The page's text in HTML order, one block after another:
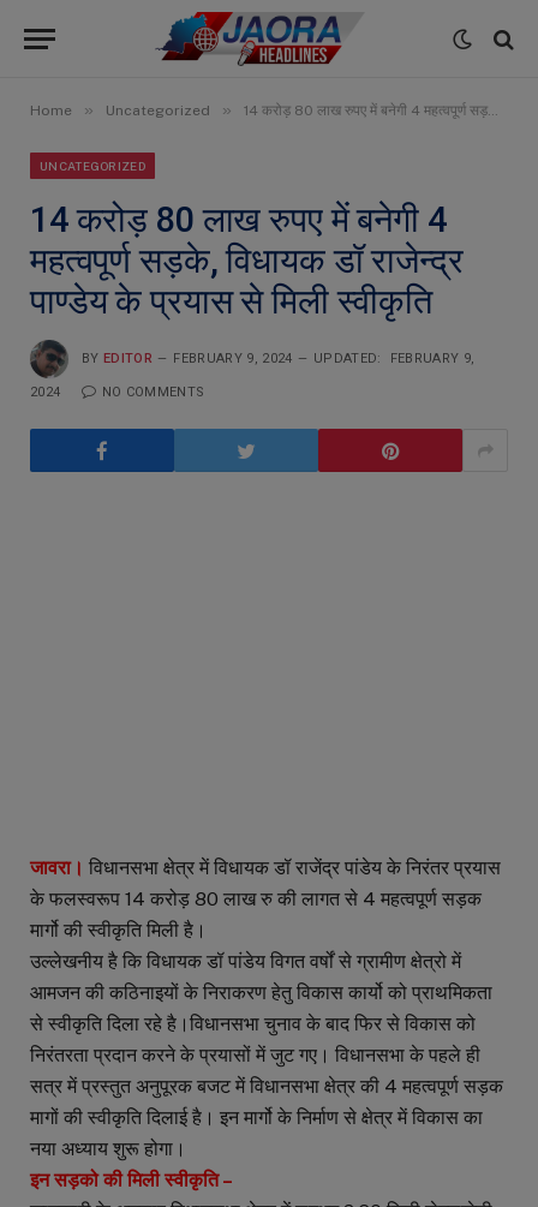
Home » Uncategorized » 14 करोड़ 80 लाख रुपए में बनेगी 4 महत्वपूर्ण सड़के, विधायक डॉ राजेन्द्र पाण्डेय के प्रयास से मिली स्वीकृति
UNCATEGORIZED
14 करोड़ 80 लाख रुपए में बनेगी 4
महत्वपूर्ण सड़के, विधायक डॉ राजेन्द्र
पाण्डेय के प्रयास से मिली स्वीकृति
BY EDITOR FEBRUARY 9, 2024 UPDATED: FEBRUARY 9,
2024 NO COMMENTS
जावरा। विधानसभा क्षेत्र में विधायक डॉ राजेंद्र पांडेय के निरंतर प्रयास
के फलस्वरूप 14 करोड़ 80 लाख रु की लागत से 4 महत्वपूर्ण सड़क
मार्गो की स्वीकृति मिली है।
उल्लेखनीय है कि विधायक डॉ पांडेय विगत वर्षों से ग्रामीण क्षेत्रो में
आमजन की कठिनाइयों के निराकरण हेतु विकास कार्यो को प्राथमिकता
से स्वीकृति दिला रहे है।विधानसभा चुनाव के बाद फिर से विकास को
निरंतरता प्रदान करने के प्रयासों में जुट गए। विधानसभा के पहले ही
सत्र में प्रस्तुत अनुपूरक बजट में विधानसभा क्षेत्र की 4 महत्वपूर्ण सड़क
मागों की स्वीकृति दिलाई है। इन मार्गो के निर्माण से क्षेत्र में विकास का
नया अध्याय शुरू होगा।
इन सड़को की मिली स्वीकृति –